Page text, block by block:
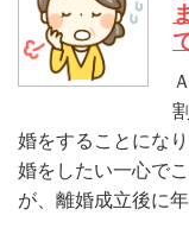
婚をすることにな
婚をしたい一心で
が、離婚成立後に